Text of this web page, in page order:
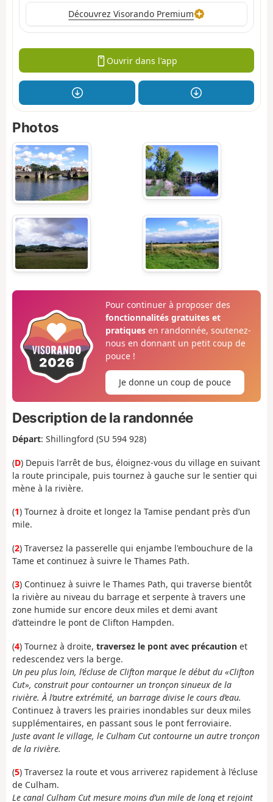
Découvrez Visorando Premium
Ouvrir dans l'app
Photos
Pour continuer à proposer des
fonctionnalités gratuites et
pratiquesen randonnée, soutenez-
nous en donnant un petit coup de
pouce !
Je donne un coup de pouce
Description de la randonnée
Départ: Shillingford (SU 594 928)
(D) Depuis l'arrêt de bus, éloignez-vous du village en suivant
la route principale, puis tournez à gauche sur le sentier qui
mène à la rivière.
(1) Tournez à droite et longez la Tamise pendant près d’un
mile.
(2) Traversez la passerelle qui enjambe l'embouchure de la
Tame et continuez à suivre le Thames Path.
(3) Continuez à suivre le Thames Path, qui traverse bientôt
la rivière au niveau du barrage et serpente à travers une
zone humide sur encore deux miles et demi avant
d’atteindre le pont de Clifton Hampden.
(4) Tournez à droite, traversez le pont avec précaution et
redescendez vers la berge.
Un peu plus loin, l’écluse de Clifton marque le début du «Clifton
Cut», construit pour contourner un tronçon sinueux de la
rivière. À l’autre extrémité, un barrage divise le cours d’eau.
Continuez à travers les prairies inondables sur deux miles
supplémentaires, en passant sous le pont ferroviaire.
Juste avant le village, le Culham Cut contourne un autre tronçon
de la rivière.
(5) Traversez la route et vous arriverez rapidement à l’écluse
de Culham.
Le canal Culham Cut mesure moins d’un mile de long et rejoint